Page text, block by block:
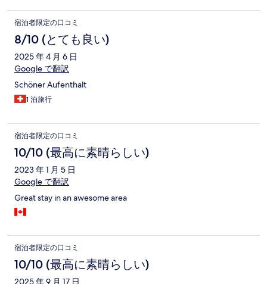
宿泊者限定の口コミ
8/10 (とても良い)
2025 年 4 月 6 日
Google で翻訳
Schöner Aufenthalt
1 泊旅行
宿泊者限定の口コミ
10/10 (最高に素晴らしい)
2023 年 1 月 5 日
Google で翻訳
Great stay in an awesome area
宿泊者限定の口コミ
10/10 (最高に素晴らしい)
2025 年 9 月 17 日